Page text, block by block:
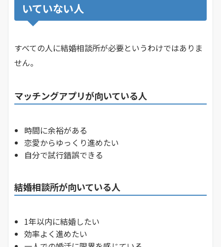
いていない人
すべての人に結婚相談所が必要というわけではありま
せん。
マッチングアプリが向いている人
時間に余裕がある
恋愛からゆっくり進めたい
自分で試行錯誤できる
結婚相談所が向いている人
1年以内に結婚したい
効率よく進めたい